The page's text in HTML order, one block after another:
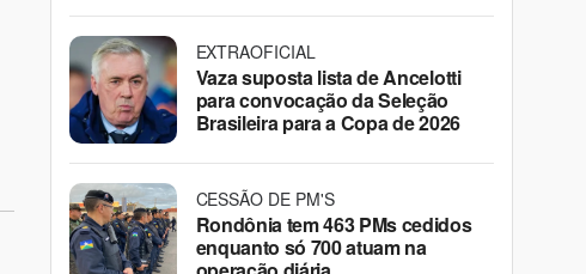
EXTRAOFICIAL
Vaza suposta lista de Ancelotti
para convocação da Seleção
Brasileira para a Copa de 2026
CESSÃO DE PM'S
Rondônia tem 463 PMs cedidos
enquanto só 700 atuam na